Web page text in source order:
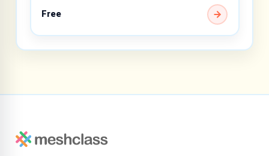
Free